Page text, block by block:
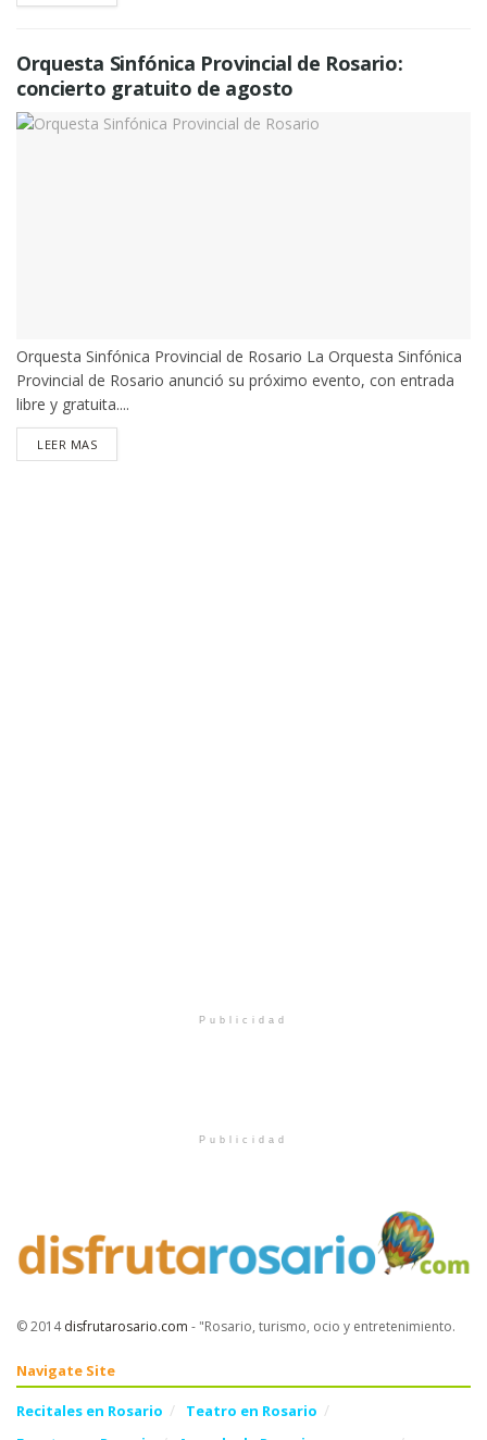
Orquesta Sinfónica Provincial de Rosario:
concierto gratuito de agosto
Orquesta Sinfónica Provincial de Rosario La Orquesta Sinfónica
Provincial de Rosario anunció su próximo evento, con entrada
libre y gratuita....
LEER MASDETAILS
Publicidad
Publicidad
© 2014disfrutarosario.com - "Rosario, turismo, ocio y entretenimiento.
Navigate Site
Recitales en Rosario
Teatro en Rosario